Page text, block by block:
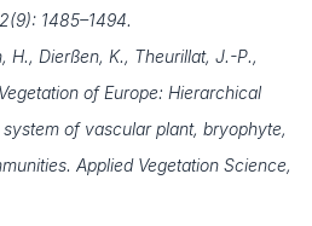
1485–1494.
H., Dierßen, K., Theurillat, J.-P.,
of Europe: Hierarchical
of vascular plant, bryophyte,
Applied Vegetation Science,